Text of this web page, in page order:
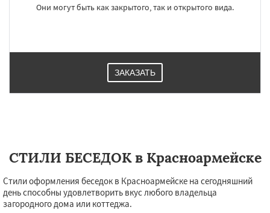
Они могут быть как закрытого, так и открытого вида.
ЗАКАЗАТЬ
СТИЛИ БЕСЕДОК в Красноармейске
Стили оформления беседок в Красноармейске на сегодняшний
день способны удовлетворить вкус любого владельца
загородного дома или коттеджа.